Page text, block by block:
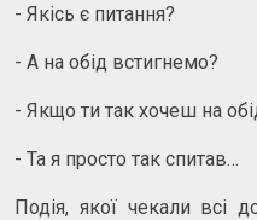
- Якісь є питання?
- А на обід встигнемо?
- Якщо ти так хочеш на
- Та я просто так спитав…
Подія, якої чекали всі